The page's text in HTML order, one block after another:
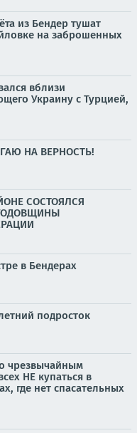
из Бендер тушат
на заброшенных
вблизи
Украину с Турцией,
НА ВЕРНОСТЬ!
СОСТОЯЛСЯ
в Бендерах
подросток
чрезвычайным
НЕ купаться в
где нет спасательных